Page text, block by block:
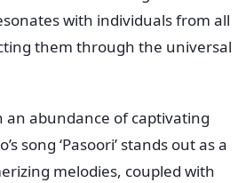
with individuals from all
them through the universal
an abundance of captivating
song ‘Pasoori’ stands out as a
melodies, coupled with